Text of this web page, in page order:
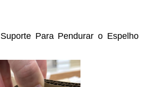
Para Pendurar o Espelho